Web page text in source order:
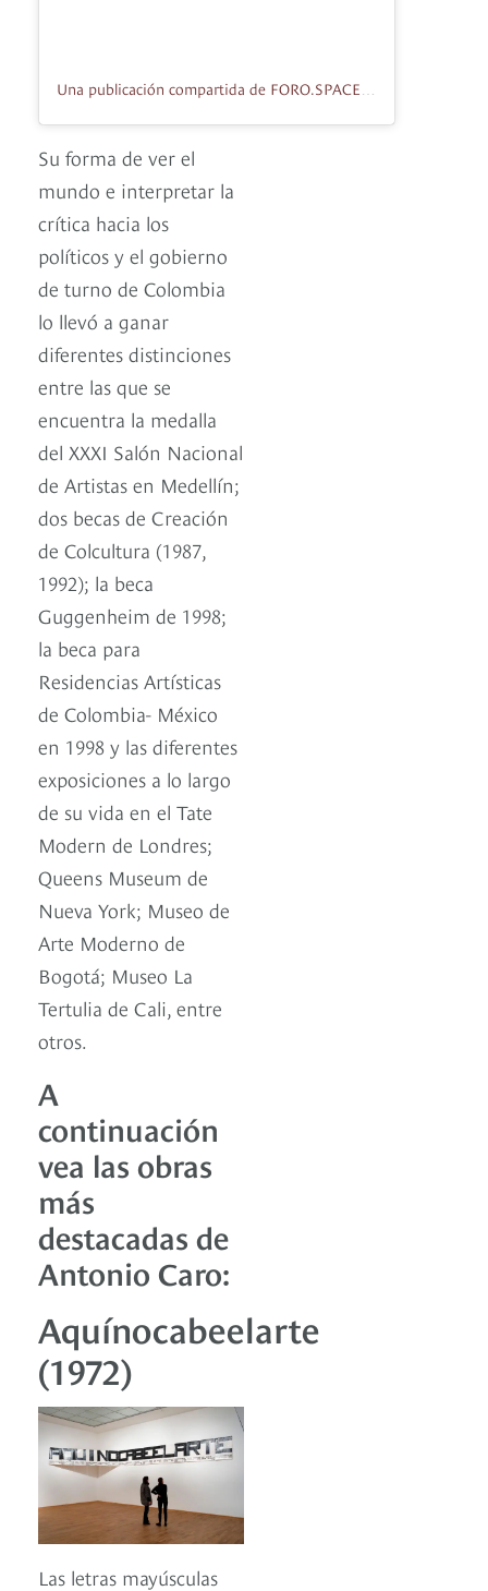
Su forma de ver el
mundo e interpretar la
crítica hacia los
políticos y el gobierno
de turno de Colombia
lo llevó a ganar
diferentes distinciones
entre las que se
encuentra la medalla
del XXXI Salón Nacional
de Artistas en Medellín;
dos becas de Creación
de Colcultura (1987,
1992); la beca
Guggenheim de 1998;
la beca para
Residencias Artísticas
de Colombia- México
en 1998 y las diferentes
exposiciones a lo largo
de su vida en el Tate
Modern de Londres;
Queens Museum de
Nueva York; Museo de
Arte Moderno de
Bogotá; Museo La
Tertulia de Cali, entre
otros.
A
continuación
vea las obras
más
destacadas de
Antonio Caro:
Aquínocabeelarte
(1972)
Las letras mayúsculas